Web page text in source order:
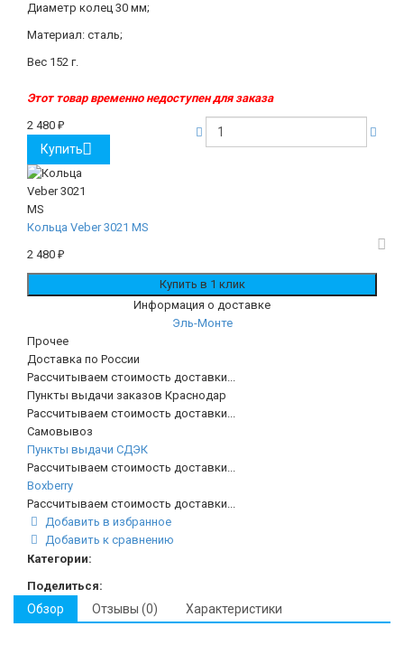
Диаметр колец 30 мм;
Материал: сталь;
Вес 152 г.
Этот товар временно недоступен для заказа
2 480 ₽
Купить
Кольца Veber 3021 MS
2 480 ₽
Информация о доставке
Эль-Монте
Прочее
Доставка по России
Рассчитываем стоимость доставки...
Пункты выдачи заказов Краснодар
Рассчитываем стоимость доставки...
Самовывоз
Пункты выдачи СДЭК
Рассчитываем стоимость доставки...
Boxberry
Рассчитываем стоимость доставки...
Добавить в избранное
Добавить к сравнению
Категории:
Поделиться:
Обзор Отзывы (0) Характеристики